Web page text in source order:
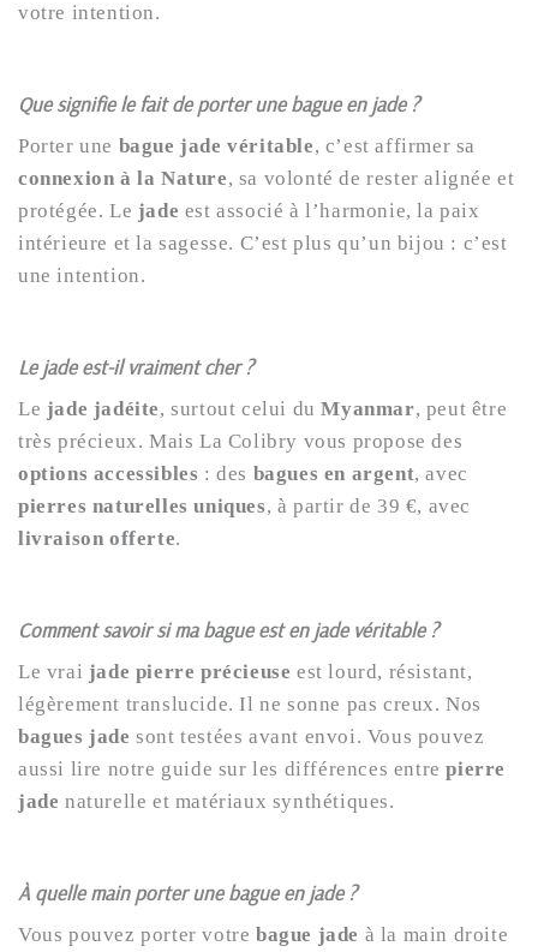
votre intention.
Que signifie le fait de porter une bague en jade ?
Porter une bague jade véritable, c’est affirmer sa
connexion à la Nature, sa volonté de rester alignée et
protégée. Le jade est associé à l’harmonie, la paix
intérieure et la sagesse. C’est plus qu’un bijou : c’est
une intention.
Le jade est-il vraiment cher ?
Le jade jadéite, surtout celui duMyanmar, peut être
très précieux. Mais La Colibry vous propose des
options accessibles : des bagues en argent, avec
pierres naturelles uniques, à partir de 39 €, avec
livraison offerte.
Comment savoir si ma bague est en jade véritable ?
Le vrai jade pierre précieuse est lourd, résistant,
légèrement translucide. Il ne sonne pas creux. Nos
bagues jade sont testées avant envoi. Vous pouvez
aussi lire notre guide sur les différences entrepierre
jade naturelle et matériaux synthétiques.
À quelle main porter une bague en jade ?
Vous pouvez porter votre bague jade à la main droite